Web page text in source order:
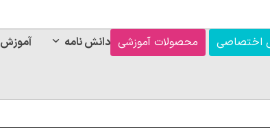
آموزش دانش نامه محصولات آموزشی اختصاصی